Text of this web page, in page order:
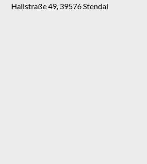
Hallstraße 49, 39576 Stendal